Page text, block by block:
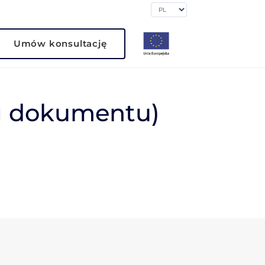
Umów konsultację
dokumentu)